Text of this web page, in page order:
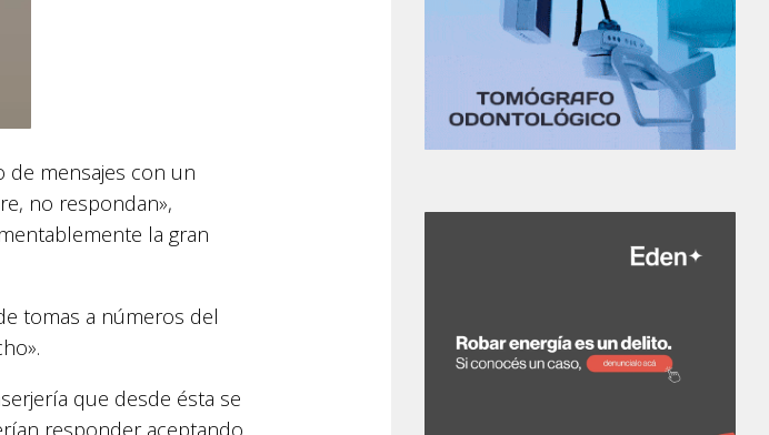
de mensajes con un
no respondan»,
la gran
tomas a números del
que desde ésta se
responder aceptando